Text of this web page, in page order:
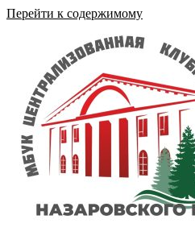
Перейти к содержимому